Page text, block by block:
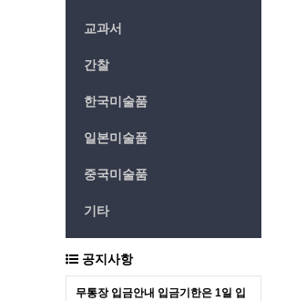
교과서
간찰
한국미술품
일본미술품
중국미술품
기타
공지사항
무통장 입금안내 입금기한은 1일 입